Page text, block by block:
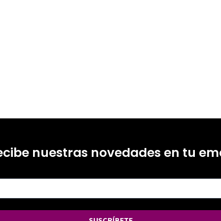
nuestras novedades en tu